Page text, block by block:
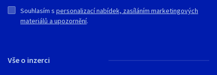
Vše o inzerci
Souhlasím s personalizací nabídek, zasíláním marketingových
materiálů a upozornění.